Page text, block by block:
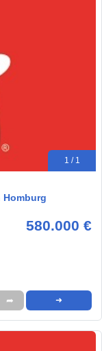
1 / 1
Homburg
580.000 €
➦ ➜